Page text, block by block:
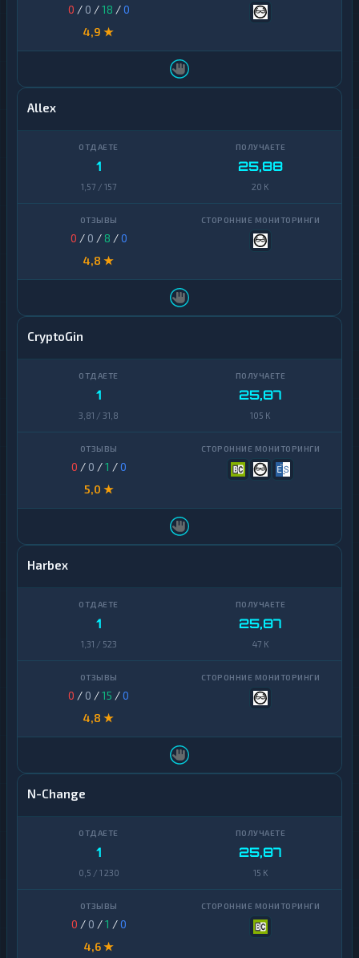
0 / 0 /18 /0
4,9 ★
Allex
1
1,57 / 157
25,88
20 K
0 / 0 /8 /0
4,8 ★
CryptoGin
1
3,81 / 31,8
25,87
105 K
0 / 0 /1 /0
5,0 ★
Harbex
1
1,31 / 523
25,87
47 K
0 / 0 /15 /0
4,8 ★
N-Change
1
0,5 / 1 230
25,87
15 K
0 / 0 /1 /0
4,6 ★